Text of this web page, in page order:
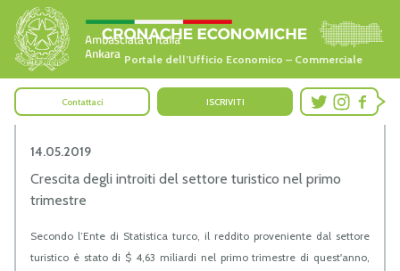
Portale dell’Ufficio Economico – Commerciale
Contattaci ISCRIVITI
14.05.2019
Crescita degli introiti del settore turistico nel primo
trimestre
Secondo l’Ente di Statistica turco, il reddito proveniente dal settore
turistico è stato di $ 4,63 miliardi nel primo trimestre di quest'anno,